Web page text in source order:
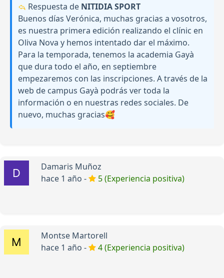
Respuesta de NITIDIA SPORT
Buenos días Verónica, muchas gracias a vosotros,
es nuestra primera edición realizando el clínic en
Oliva Nova y hemos intentado dar el máximo.
Para la temporada, tenemos la academia Gayà
que dura todo el año, en septiembre
empezaremos con las inscripciones. A través de la
web de campus Gayà podrás ver toda la
información o en nuestras redes sociales. De
nuevo, muchas gracias🥰
Damaris Muñoz
hace 1 año -
5 (Experiencia positiva)
Montse Martorell
hace 1 año -
4 (Experiencia positiva)